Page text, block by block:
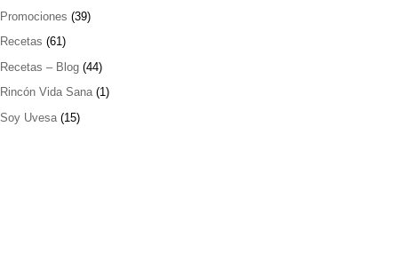
Promociones (39)
Recetas (61)
Recetas – Blog (44)
Rincón Vida Sana(1)
Soy Uvesa (15)